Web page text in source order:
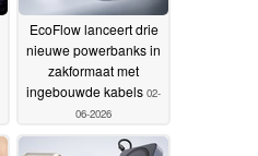
EcoFlow lanceert drie
nieuwe powerbanks in
zakformaat met
ingebouwde kabels 02-
06-2026